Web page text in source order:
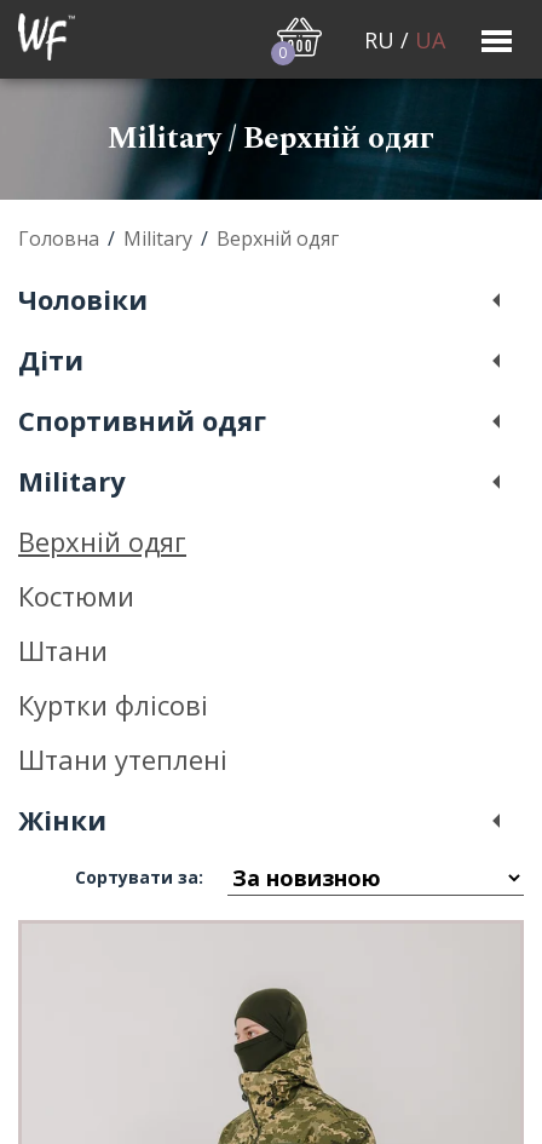
0 RU / UA
Military / Верхній одяг
Головна / Military / Верхній одяг
Чоловiки
Дiти
Спортивний одяг
Military
Верхній одяг
Костюми
Штани
Куртки флісові
Штани утеплені
Жінки
Сортувати за: